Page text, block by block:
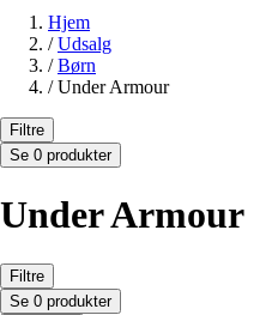
Hjem
/ Udsalg
/ Børn
/ Under Armour
Filtre
Se 0 produkter
Under Armour
Filtre
Se 0 produkter